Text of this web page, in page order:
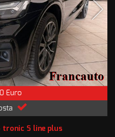
Euro
tronic S line plus